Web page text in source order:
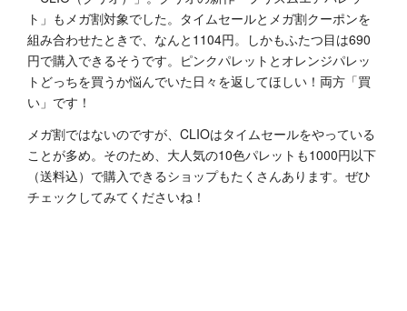
ト」もメガ割対象でした。タイムセールとメガ割クーポンを
組み合わせたときで、なんと1104円。しかもふたつ目は690
円で購入できるそうです。ピンクパレットとオレンジパレッ
トどっちを買うか悩んでいた日々を返してほしい！両方「買
い」です！
メガ割ではないのですが、CLIOはタイムセールをやっている
ことが多め。そのため、大人気の10色パレットも1000円以下
（送料込）で購入できるショップもたくさんあります。ぜひ
チェックしてみてくださいね！